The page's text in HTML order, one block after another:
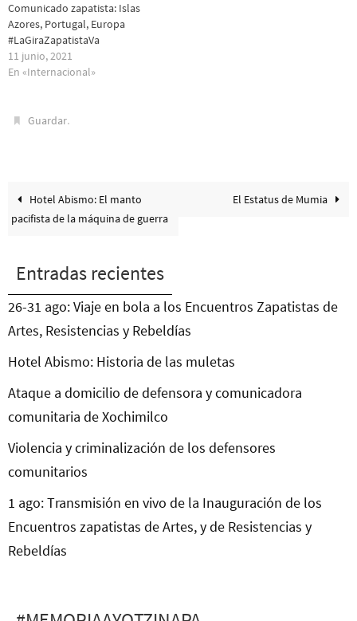
Comunicado zapatista: Islas
Azores, Portugal, Europa
#LaGiraZapatistaVa
11 junio, 2021
En «Internacional»
Guardar.
Hotel Abismo: El manto
pacifista de la máquina de guerra
El Estatus de Mumia
Entradas recientes
26-31 ago: Viaje en bola a los Encuentros Zapatistas de
Artes, Resistencias y Rebeldías
Hotel Abismo: Historia de las muletas
Ataque a domicilio de defensora y comunicadora
comunitaria de Xochimilco
Violencia y criminalización de los defensores
comunitarios
1 ago: Transmisión en vivo de la Inauguración de los
Encuentros zapatistas de Artes, y de Resistencias y
Rebeldías